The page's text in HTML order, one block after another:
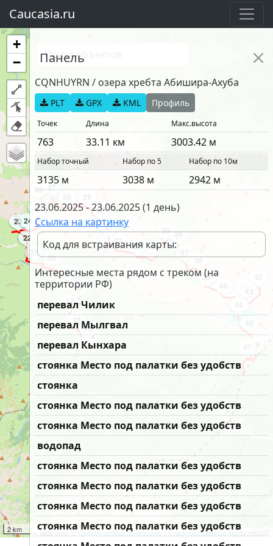
Caucasia.ru
15:00
14
15
17
18
19
20
21
22
2324
25
26 27
30
31
32
33 34
35 36
37
38
39
43
+
−
2 km Map data:© OpenStreetMap contributors| ©openrouteservice.orgby HeiGIT
Панель
CQNHUYRN / озера хребта Абишира-Ахуба
PLT GPX KML Профиль
Точек Длина Макс.высота
763 33.11 км 3003.42 м
Набор точный Набор по 5 Набор по 10м
3135 м 3038 м 2942 м
23.06.2025-23.06.2025(1 день)
Ссылка на картинку
Код для встраивания карты:
Интересные места рядом с треком (на
территории РФ)
перевал Чилик
перевал Мылгвал
перевал Кынхара
стоянка Место под палатки без удобств
стоянка
стоянка Место под палатки без удобств
стоянка Место под палатки без удобств
водопад
стоянка Место под палатки без удобств
стоянка Место под палатки без удобств
стоянка Место под палатки без удобств
стоянка Место под палатки без удобств